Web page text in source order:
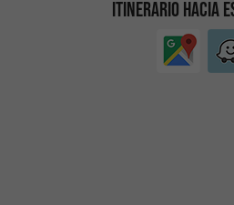
ITINERARIO HACIA